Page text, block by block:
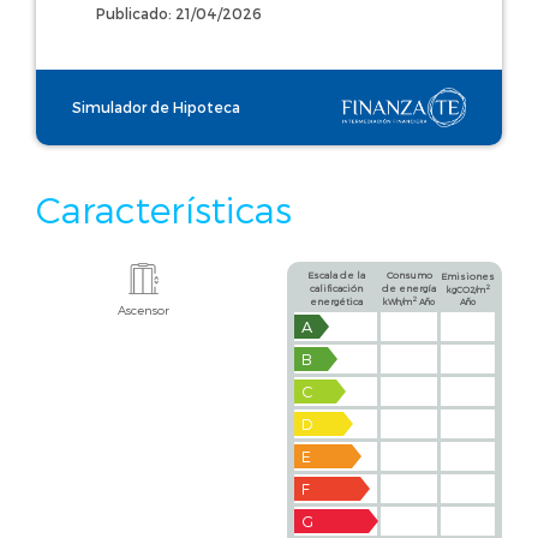
Publicado: 21/04/2026
Simulador de Hipoteca
Características
Ascensor
Escala de la
calificación
energética
Consumo
de energía
kWh/m2 Año
Emisiones
kgCO2/m 2
Año
A
B
C
D
E
F
G